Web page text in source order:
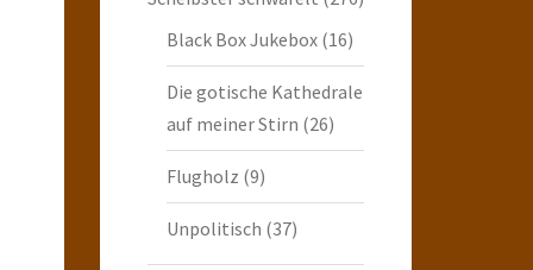
Black Box Jukebox(16)
Die gotische Kathedrale
auf meiner Stirn (26)
Flugholz (9)
Unpolitisch (37)